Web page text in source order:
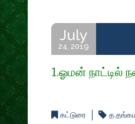
July
24, 2019
1.ஓமன் நாட்டில்
கட்டுரை